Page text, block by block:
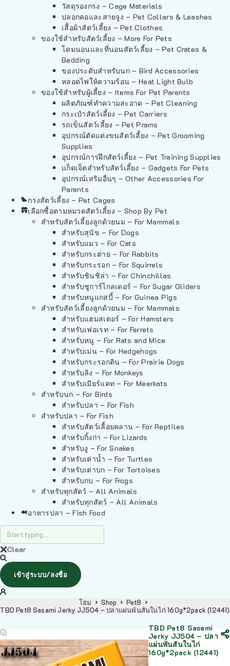
วัสดุรองกรง – Cage Materials
ปลอกคอและสายจูง – Pet Collars & Leashes
เสื้อผ้าสัตว์เลี้ยง – Pet Clothes
ของใช้สำหรับสัตว์เลี้ยง – More For Pets
โดมนอนและที่นอนสัตว์เลี้ยง – Pet Crates &
Bedding
ของประดับสำหรับนก – Bird Accessories
หลอดไฟให้ความร้อน – Heat Light Bulb
ของใช้สำหรับผู้เลี้ยง – Items For Pet Parents
ผลิตภัณฑ์ทำความสะอาด – Pet Cleaning
กระเป๋าสัตว์เลี้ยง – Pet Carriers
รถเข็นสัตว์เลี้ยง – Pet Prams
อุปกรณ์ตัดแต่งขนสัตว์เลี้ยง – Pet Grooming
Supplies
อุปกรณ์การฝึกสัตว์เลี้ยง – Pet Training Supplies
แก็ดเจ็ตสำหรับสัตว์เลี้ยง – Gadgets For Pets
อุปกรณ์เสริมอื่นๆ – Other Accessories For
Parents
กรงสัตว์เลี้ยง – Pet Cages
เลือกซื้อตามหมวดสัตว์เลี้ยง – Shop By Pet
สำหรับสัตว์เลี้ยงลูกด้วยนม – For Mammals
สำหรับสุนัข – For Dogs
สำหรับแมว – For Cats
สำหรับกระต่าย – For Rabbits
สำหรับกระรอก – For Squirrels
สำหรับชินชิล่า – For Chinchillas
สำหรับชูการ์ไกลเดอร์ – For Sugar Gliders
สำหรับหนูแกสบี้ – For Guinea Pigs
สำหรับสัตว์เลี้ยงลูกด้วยนม – For Mammals
สำหรับแฮมสเตอร์ – For Hamsters
สำหรับเฟอเรท – For Ferrets
สำหรับหนู – For Rats and Mice
สำหรับเม่น – For Hedgehogs
สำหรับกระรอกดิน – For Prairie Dogs
สำหรับลิง – For Monkeys
สำหรับเมียร์แคท – For Meerkats
สำหรับนก – For Birds
สำหรับปลา – For Fish
สำหรับปลา – For Fish
สำหรับสัตว์เลื้อยคลาน – For Reptiles
สำหรับกิ้งก่า – For Lizards
สำหรับงู – For Snakes
สำหรับเต่าน้ำ – For Turtles
สำหรับเต่าบก – For Tortoises
สำหรับกบ – For Frogs
สำหรับทุกสัตว์ – All Animals
สำหรับทุกสัตว์ – All Animals
อาหารปลา – Fish Food
Clear
เข้าสู่ระบบ/ลงชื่อ
โฮม Shop
Pet8
TBD Pet8 Sasami Jerky JJ504 – ปลาแผ่นพันสันในไก่ 160g*2pack (12441)
TBD Pet8 Sasami
Jerky JJ504 – ปลา
แผ่นพันสันในไก่
160g*2pack (12441)